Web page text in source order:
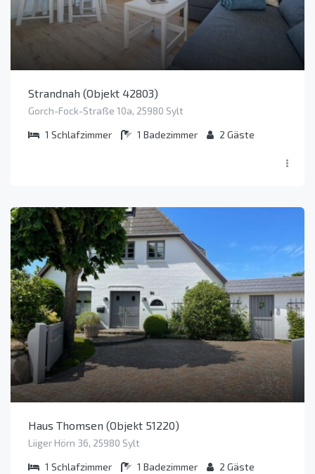
Strandnah (Objekt 42803)
Gorch-Fock-Straße 10a, 25980 Sylt
1 Schlafzimmer 1 Badezimmer 2 Gäste
Haus Thomsen (Objekt 51220)
Liiger Hörn 36, 25980 Sylt
1 Schlafzimmer 1 Badezimmer 2 Gäste